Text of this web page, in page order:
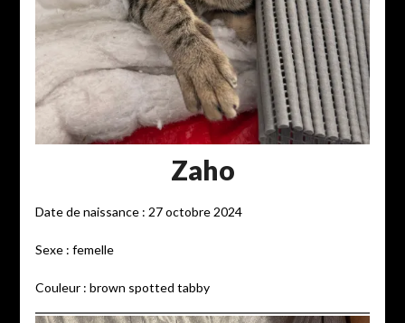
Zaho
Date de naissance : 27 octobre 2024
Sexe : femelle
Couleur : brown spotted tabby